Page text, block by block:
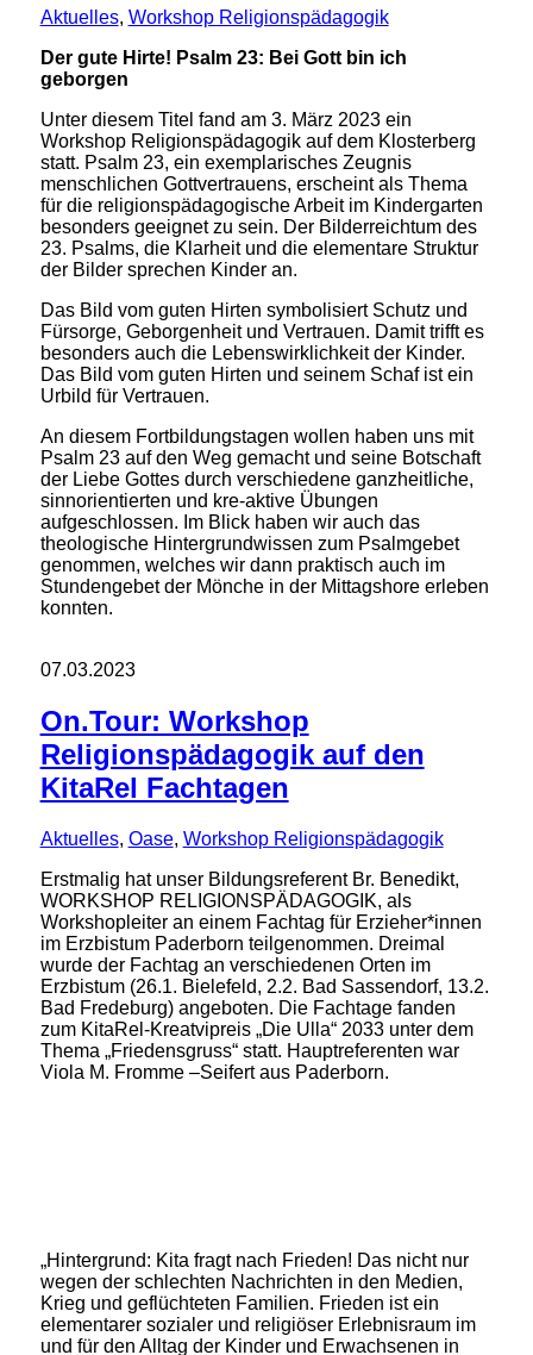
Aktuelles, Workshop Religionspädagogik
Der gute Hirte! Psalm 23: Bei Gott bin ich
geborgen
Unter diesem Titel fand am 3. März 2023 ein
Workshop Religionspädagogik auf dem Klosterberg
statt. Psalm 23, ein exemplarisches Zeugnis
menschlichen Gottvertrauens, erscheint als Thema
für die religionspädagogische Arbeit im Kindergarten
besonders geeignet zu sein. Der Bilderreichtum des
23. Psalms, die Klarheit und die elementare Struktur
der Bilder sprechen Kinder an.
Das Bild vom guten Hirten symbolisiert Schutz und
Fürsorge, Geborgenheit und Vertrauen. Damit trifft es
besonders auch die Lebenswirklichkeit der Kinder.
Das Bild vom guten Hirten und seinem Schaf ist ein
Urbild für Vertrauen.
An diesem Fortbildungstagen wollen haben uns mit
Psalm 23 auf den Weg gemacht und seine Botschaft
der Liebe Gottes durch verschiedene ganzheitliche,
sinnorientierten und kre-aktive Übungen
aufgeschlossen. Im Blick haben wir auch das
theologische Hintergrundwissen zum Psalmgebet
genommen, welches wir dann praktisch auch im
Stundengebet der Mönche in der Mittagshore erleben
konnten.
07.03.2023
On.Tour: Workshop
Religionspädagogik auf den
KitaRel Fachtagen
Aktuelles, Oase, Workshop Religionspädagogik
Erstmalig hat unser Bildungsreferent Br. Benedikt,
WORKSHOP RELIGIONSPÄDAGOGIK, als
Workshopleiter an einem Fachtag für Erzieher*innen
im Erzbistum Paderborn teilgenommen. Dreimal
wurde der Fachtag an verschiedenen Orten im
Erzbistum (26.1. Bielefeld, 2.2. Bad Sassendorf, 13.2.
Bad Fredeburg) angeboten. Die Fachtage fanden
zum KitaRel-Kreatvipreis „Die Ulla“ 2033 unter dem
Thema „Friedensgruss“ statt. Hauptreferenten war
Viola M. Fromme –Seifert aus Paderborn.
„Hintergrund: Kita fragt nach Frieden! Das nicht nur
wegen der schlechten Nachrichten in den Medien,
Krieg und geflüchteten Familien. Frieden ist ein
elementarer sozialer und religiöser Erlebnisraum im
und für den Alltag der Kinder und Erwachsenen in